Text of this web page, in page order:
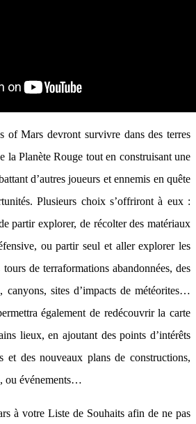
of Mars devront survivre dans des terres
la Planète Rouge tout en construisant une
d’autres joueurs et ennemis en quête
Plusieurs choix s’offriront à eux :
partir explorer, de récolter des matériaux
ou partir seul et aller explorer les
de terraformations abandonnées, des
canyons, sites d’impacts de météorites…
également de redécouvrir la carte
lieux, en ajoutant des points d’intérêts
et des nouveaux plans de constructions,
ou événements…
à votre Liste de Souhaits afin de ne pas